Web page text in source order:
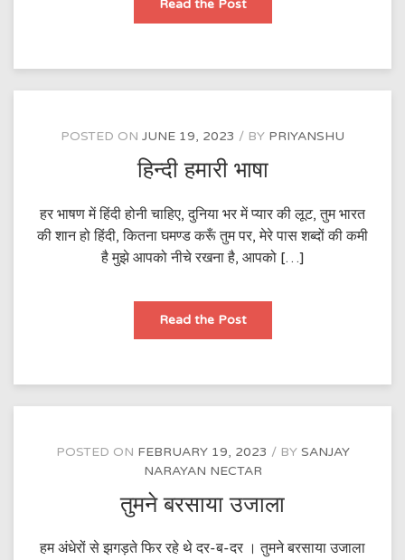
Read the PostTera
POSTED ON JUNE 19, 2023 BY PRIYANSHU
हिन्दी हमारी भाषा
हर भाषण में हिंदी होनी चाहिए, दुनिया भर में प्यार की लूट, तुम भारत
की शान हो हिंदी, कितना घमण्ड करूँ तुम पर, मेरे पास शब्दों की कमी
है मुझे आपको नीचे रखना है, आपको […]
Read the Postहिन्दी
भाषा
POSTED ON FEBRUARY 19, 2023 BY SANJAY
NARAYAN NECTAR
तुमने बरसाया उजाला
हम अंधेरों से झगड़ते फिर रहे थे दर-ब-दर । तुमने बरसाया उजाला